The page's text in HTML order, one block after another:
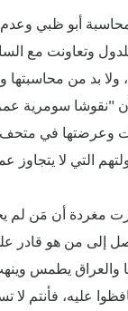
أبو ظبي وعدم
وتعاونت مع
بد من محاسبتها
"نقوشا سومرية
وعرضتها في متحف
مغردة أن مَن لم
إلى من هو قادر
يطمس
عليه، فأنتم لا